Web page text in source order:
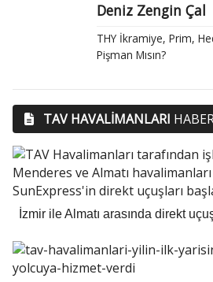
Deniz Zengin Çal
THY İkramiye, Prim,
Pişman Mısın?
TAV HAVALIMANLARI
İzmir ile Almatı arasında direkt